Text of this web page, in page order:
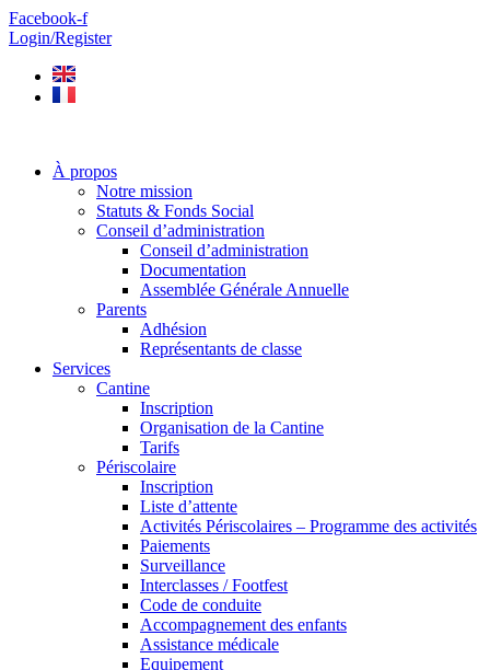
Aller
au
Facebook-f
Login/Register
À propos
Notre mission
Statuts & Fonds Social
Conseil d’administration
Conseil d’administration
Documentation
Assemblée Générale Annuelle
Parents
Adhésion
Représentants de classe
Services
Cantine
Inscription
Organisation de la Cantine
Tarifs
Périscolaire
Inscription
Liste d’attente
Activités Périscolaires – Programme des activités
Paiements
Surveillance
Interclasses / Footfest
Code de conduite
Accompagnement des enfants
Assistance médicale
Equipement